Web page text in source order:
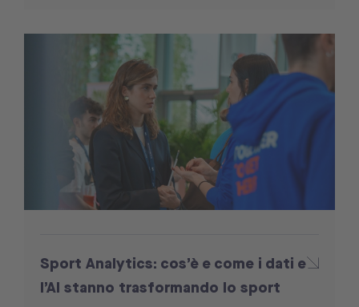
Sport Analytics: cos’è e come i dati e
l’AI stanno trasformando lo sport